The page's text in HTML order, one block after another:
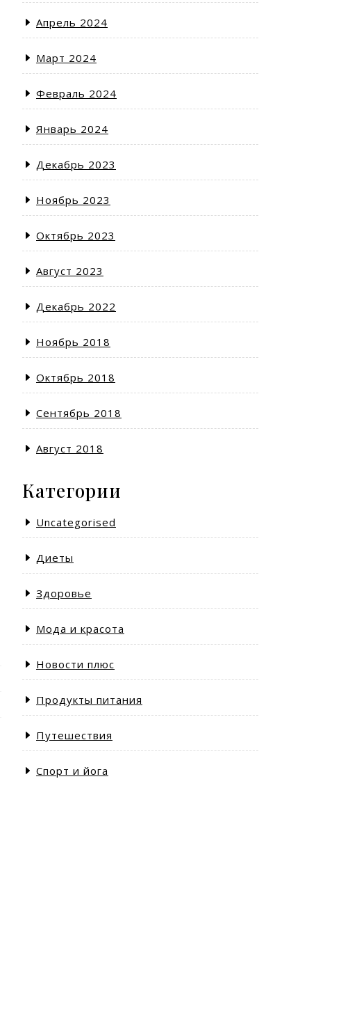
Апрель 2024
Март 2024
Февраль 2024
Январь 2024
Декабрь 2023
Ноябрь 2023
Октябрь 2023
Август 2023
Декабрь 2022
Ноябрь 2018
Октябрь 2018
Сентябрь 2018
Август 2018
Категории
Uncategorised
Диеты
Здоровье
Мода и красота
Новости плюс
Продукты питания
Путешествия
Спорт и йога